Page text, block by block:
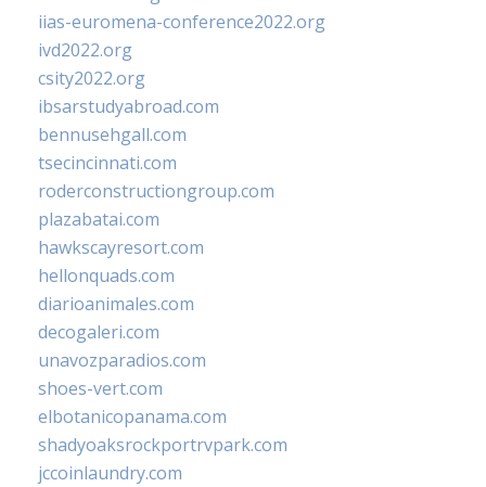
iias-euromena-conference2022.org
ivd2022.org
csity2022.org
ibsarstudyabroad.com
bennusehgall.com
tsecincinnati.com
roderconstructiongroup.com
plazabatai.com
hawkscayresort.com
hellonquads.com
diarioanimales.com
decogaleri.com
unavozparadios.com
shoes-vert.com
elbotanicopanama.com
shadyoaksrockportrvpark.com
jccoinlaundry.com